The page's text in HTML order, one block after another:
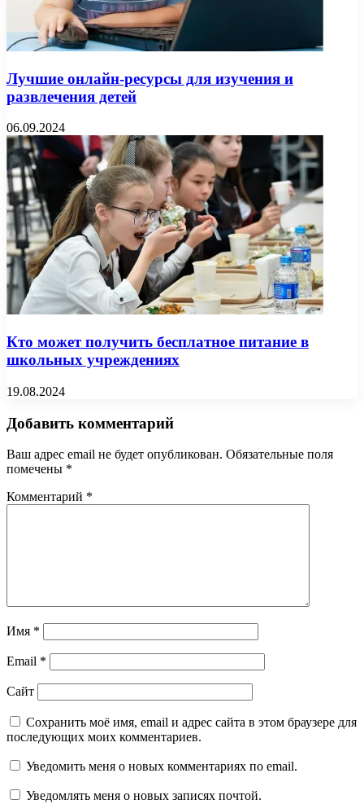
Лучшие онлайн-ресурсы для изучения и
развлечения детей
06.09.2024
Кто может получить бесплатное питание в
школьных учреждениях
19.08.2024
Добавить комментарий
Ваш адрес email не будет опубликован. Обязательные поля
помечены *
Комментарий *
Имя *
Email *
Сайт
Сохранить моё имя, email и адрес сайта в этом браузере для
последующих моих комментариев.
Уведомить меня о новых комментариях по email.
Уведомлять меня о новых записях почтой.